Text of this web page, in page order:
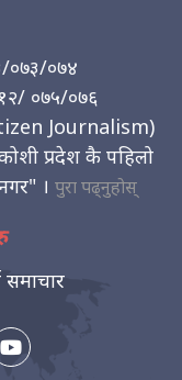
०७३/०७४
०७५/०७६
Journalism)
प्रदेश कै पहिलो
। पुरा पढ्नुहोस्
समाचार